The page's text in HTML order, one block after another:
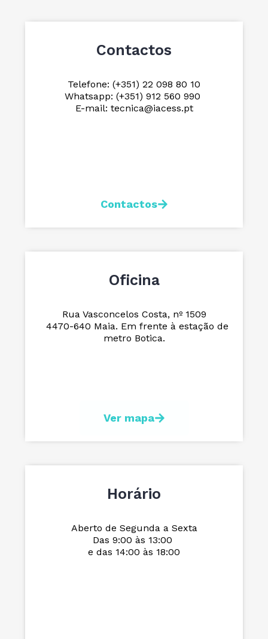
Contactos
Telefone: (+351) 22 098 80 10
Whatsapp: (+351) 912 560 990
E-mail: tecnica@iacess.pt
Contactos
Oficina
Rua Vasconcelos Costa, nº 1509
4470-640 Maia. Em frente à estação de
metro Botica.
Ver mapa
Horário
Aberto de Segunda a Sexta
Das 9:00 às 13:00
e das 14:00 às 18:00